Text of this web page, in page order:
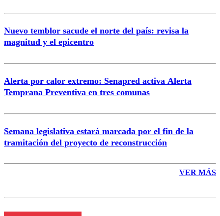
Nuevo temblor sacude el norte del país: revisa la
magnitud y el epicentro
Alerta por calor extremo: Senapred activa Alerta
Temprana Preventiva en tres comunas
Semana legislativa estará marcada por el fin de la
tramitación del proyecto de reconstrucción
VER MÁS